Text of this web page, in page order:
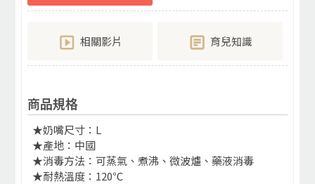
相關影片 育兒知識
商品規格
★奶嘴尺寸：L
★產地：中國
★消毒方法：可蒸氣、煮沸、微波爐、藥液消毒
★耐熱溫度：120℃